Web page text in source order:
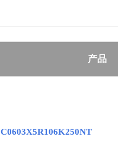
产品
C0603X5R106K250NT